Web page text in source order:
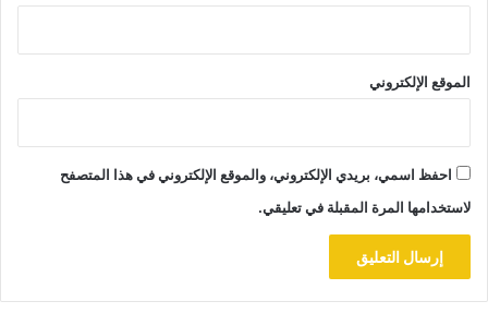
الموقع الإلكتروني
احفظ اسمي، بريدي الإلكتروني، والموقع الإلكتروني في هذا المتصفح
لاستخدامها المرة المقبلة في تعليقي.